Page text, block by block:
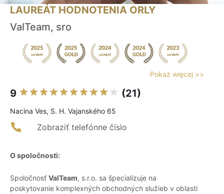
LAUREÁT HODNOTENIA ORLY
ValTeam, sro
Pokaż więcej >>
9 (21)
Nacina Ves, S. H. Vajanského 65
Zobraziť telefónne číslo
O spoločnosti:
Spoločnosť ValTeam, s.r.o. sa špecializuje na
poskytovanie komplexných obchodných služieb v oblasti